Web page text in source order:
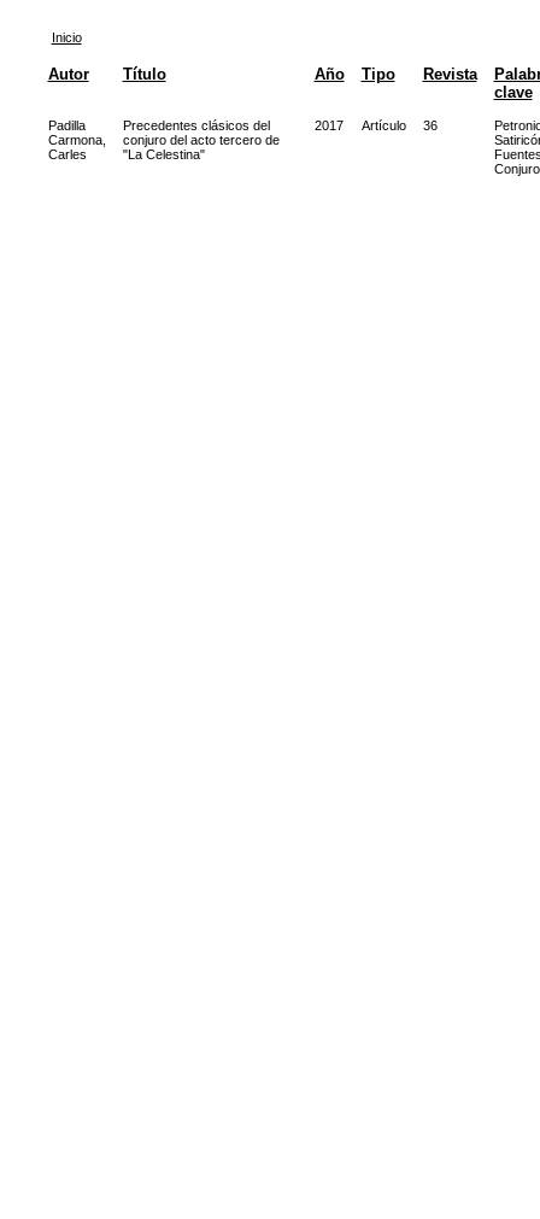
Inicio
Autor Título Año Tipo Revista
clave
Padilla
Carmona,
Carles
Precedentes clásicos del
conjuro del acto tercero de
"La Celestina"
2017 Artículo 36
Conjuro